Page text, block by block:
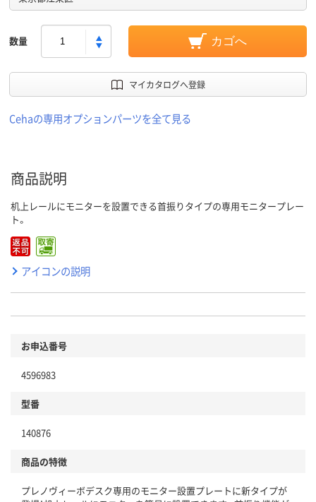
数量 カゴへ
マイカタログへ登録
Cehaの専用オプションパーツを全て見る
商品説明
机上レールにモニターを設置できる首振りタイプの専用モニタープレー
ト。
アイコンの説明
お申込番号
4596983
型番
140876
商品の特徴
プレノヴィーボデスク専用のモニター設置プレートに新タイプが